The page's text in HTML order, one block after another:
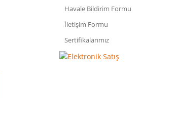
Havale Bildirim Formu
İletişim Formu
Sertifikalarımız